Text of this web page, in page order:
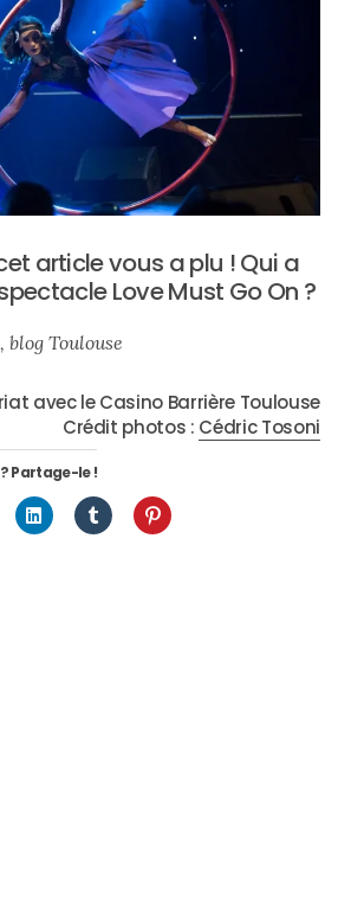
article vous a plu ! Qui a
Love Must Go On ?
Toulouse
avec le Casino Barrière Toulouse
Crédit photos : Cédric Tosoni
Partage-le !